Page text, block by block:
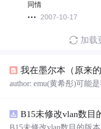
同情
2007-10-17
加载
我在墨尔本（原来
author: emu(黄希彤)可能
下去，其实当时回国前还
暗，写出来自己也不满意
B15未修改vlan数目
B15未修改vlan数目的版